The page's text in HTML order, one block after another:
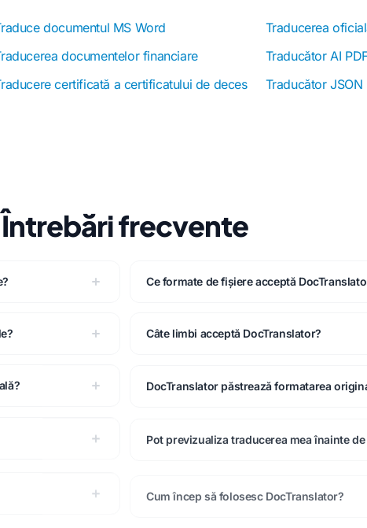
documentul MS Word
Traducerea
documentelor financiare
Traducător AI
certificată a certificatului de deces
Traducător JSON
Întrebări frecvente
Ce formate de fișiere acceptă
Câte limbi acceptă DocTranslator?
DocTranslator păstrează formatarea
Pot previzualiza traducerea mea înainte de
Cum încep să folosesc DocTranslator?